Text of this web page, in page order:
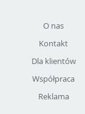
O nas
Kontakt
Dla klientów
Współpraca
Reklama